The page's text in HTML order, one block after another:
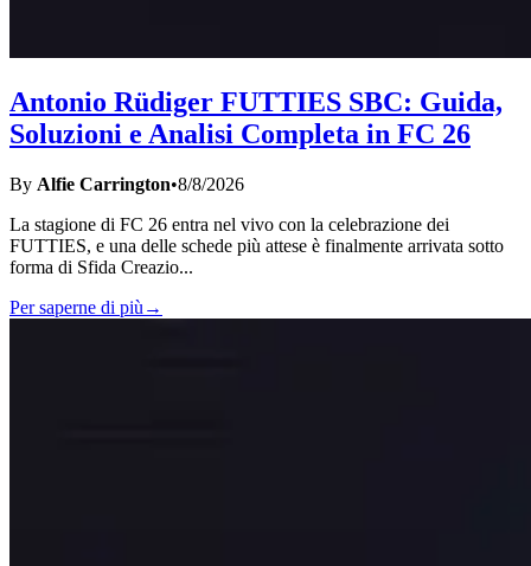
Antonio Rüdiger FUTTIES SBC: Guida,
Soluzioni e Analisi Completa in FC 26
By Alfie Carrington•8/8/2026
La stagione di FC 26 entra nel vivo con la celebrazione dei
FUTTIES, e una delle schede più attese è finalmente arrivata sotto
forma di Sfida Creazio...
Per saperne di più →